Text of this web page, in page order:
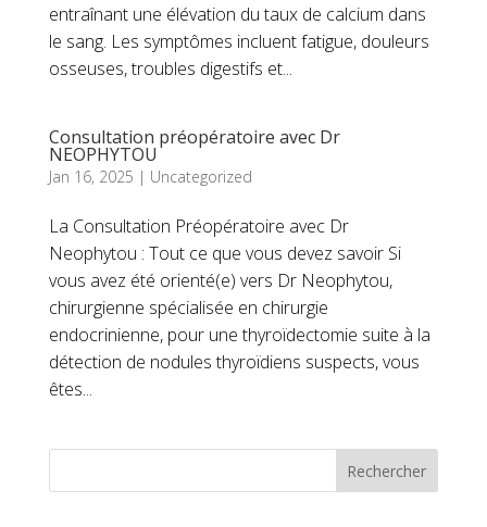
entraînant une élévation du taux de calcium dans
le sang. Les symptômes incluent fatigue, douleurs
osseuses, troubles digestifs et...
Consultation préopératoire avec Dr
NEOPHYTOU
Jan 16, 2025 | Uncategorized
La Consultation Préopératoire avec Dr
Neophytou : Tout ce que vous devez savoir Si
vous avez été orienté(e) vers Dr Neophytou,
chirurgienne spécialisée en chirurgie
endocrinienne, pour une thyroïdectomie suite à la
détection de nodules thyroïdiens suspects, vous
êtes...
Rechercher